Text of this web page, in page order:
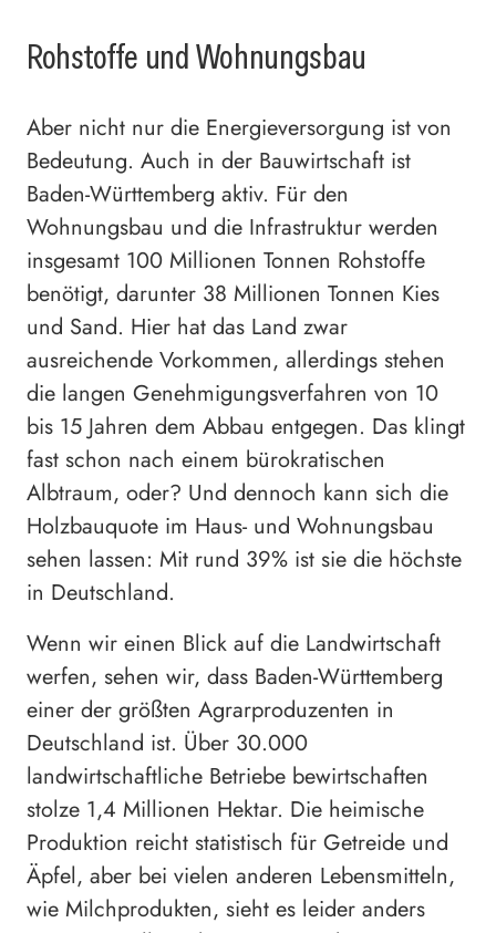
Rohstoffe und Wohnungsbau
Aber nicht nur die Energieversorgung ist von
Bedeutung. Auch in der Bauwirtschaft ist
Baden-Württemberg aktiv. Für den
Wohnungsbau und die Infrastruktur werden
insgesamt 100 Millionen Tonnen Rohstoffe
benötigt, darunter 38 Millionen Tonnen Kies
und Sand. Hier hat das Land zwar
ausreichende Vorkommen, allerdings stehen
die langen Genehmigungsverfahren von 10
bis 15 Jahren dem Abbau entgegen. Das klingt
fast schon nach einem bürokratischen
Albtraum, oder? Und dennoch kann sich die
Holzbauquote im Haus- und Wohnungsbau
sehen lassen: Mit rund 39% ist sie die höchste
in Deutschland.
Wenn wir einen Blick auf die Landwirtschaft
werfen, sehen wir, dass Baden-Württemberg
einer der größten Agrarproduzenten in
Deutschland ist. Über 30.000
landwirtschaftliche Betriebe bewirtschaften
stolze 1,4 Millionen Hektar. Die heimische
Produktion reicht statistisch für Getreide und
Äpfel, aber bei vielen anderen Lebensmitteln,
wie Milchprodukten, sieht es leider anders